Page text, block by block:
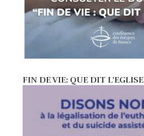
FIN DE VIE: QUE DIT L’EGLISE